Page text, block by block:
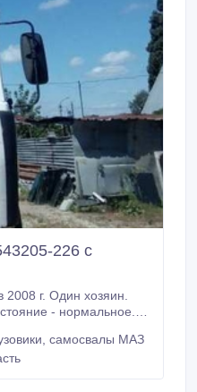
226 с
самосвалы МАЗ